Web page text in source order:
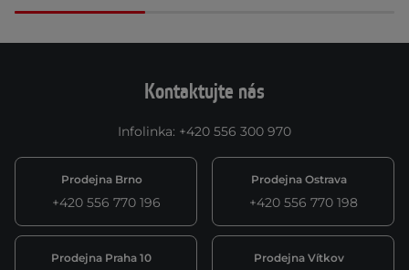
Kontaktujte nás
Infolinka: +420 556 300 970
Prodejna Brno
+420 556 770 196
Prodejna Ostrava
+420 556 770 198
Prodejna Praha 10 Prodejna Vítkov